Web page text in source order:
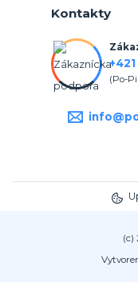
Kontakty
(Po-
(c)